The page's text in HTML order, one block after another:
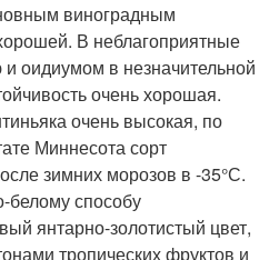
виноградным
В неблагоприятные
оидиумом в незначительной
очень хорошая.
очень высокая, по
Миннесота сорт
зимних морозов в -35°С.
белому способу
янтарно-золотистый цвет,
тропических фруктов и